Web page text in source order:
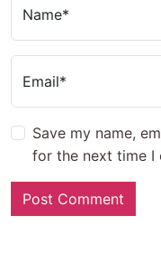
Name*
Email*
Save my name,
for the next time I